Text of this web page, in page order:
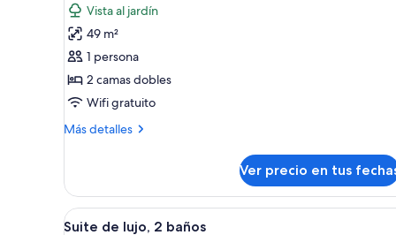
de
Room
Luxury
with
Garden
View
opinión)
Vista al jardín
49 m²
1 persona
2 camas dobles
Wifi gratuito
Más detalles
Más
Luxury
with
Garden
Ver precio en tus
Ver
Una habitación de hotel con
34
Suite de lujo, 2 baños